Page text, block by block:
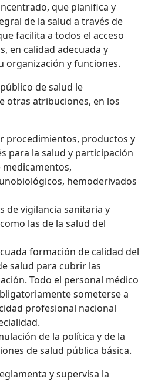
que planifica y
de la salud a través de
facilita a todos el acceso
en calidad adecuada y
organización y funciones.
de salud le
otras atribuciones, en los
procedimientos, productos y
para la salud y participación
hemoderivados
de vigilancia sanitaria y
las de la salud del
formación de calidad del
salud para cubrir las
Todo el personal médico
someterse a
profesional nacional
de la política y de la
de salud pública básica.
y supervisa la